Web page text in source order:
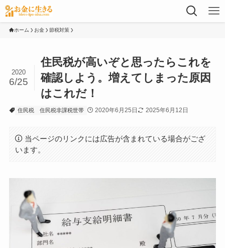
ホーム お金 節税対策
住民税が高いぞと思ったらこれを
確認しよう。増えてしまった原因
はこれだ！
2020
6/25
住民税 住民税非課税世帯 2020年6月25日 2025年6月12日
当ページのリンクには広告が含まれている場合がござ
います。